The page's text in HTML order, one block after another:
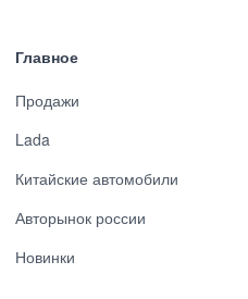
Главное
Продажи
Lada
Китайские автомобили
Авторынок россии
Новинки